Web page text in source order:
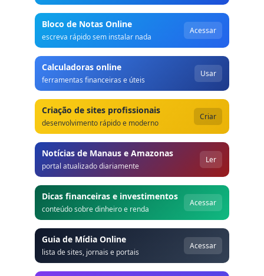
Bloco de Notas Online
escreva rápido sem instalar nada
Acessar
Calculadoras online
ferramentas financeiras e úteis
Usar
Criação de sites profissionais
desenvolvimento rápido e moderno
Criar
Notícias de Manaus e Amazonas
portal atualizado diariamente
Ler
Dicas financeiras e investimentos
conteúdo sobre dinheiro e renda
Acessar
Guia de Mídia Online
lista de sites, jornais e portais
Acessar